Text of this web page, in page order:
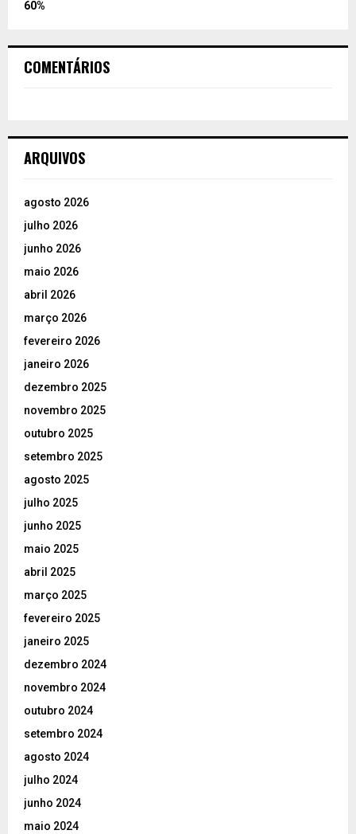
60%
COMENTÁRIOS
ARQUIVOS
agosto 2026
julho 2026
junho 2026
maio 2026
abril 2026
março 2026
fevereiro 2026
janeiro 2026
dezembro 2025
novembro 2025
outubro 2025
setembro 2025
agosto 2025
julho 2025
junho 2025
maio 2025
abril 2025
março 2025
fevereiro 2025
janeiro 2025
dezembro 2024
novembro 2024
outubro 2024
setembro 2024
agosto 2024
julho 2024
junho 2024
maio 2024